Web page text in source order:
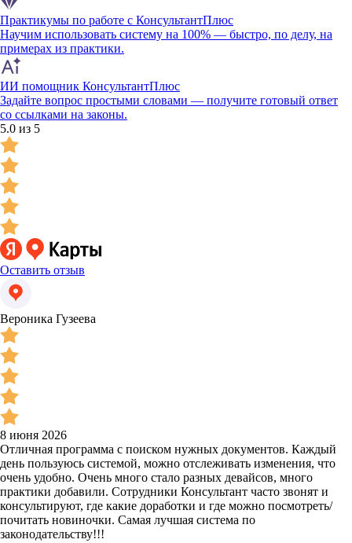
Практикумы по работе с КонсультантПлюс
Научим использовать систему на 100% — быстро, по делу, на
примерах из практики.
ИИ помощник КонсультантПлюс
Задайте вопрос простыми словами — получите готовый ответ
со ссылками на законы.
5.0 из 5
Оставить отзыв
Вероника Гузеева
8 июня 2026
Отличная программа с поиском нужных документов. Каждый
день пользуюсь системой, можно отслеживать изменения, что
очень удобно. Очень много стало разных девайсов, много
практики добавили. Сотрудники Консультант часто звонят и
консультируют, где какие доработки и где можно посмотреть/
почитать новиночки. Самая лучшая система по
законодательству!!!